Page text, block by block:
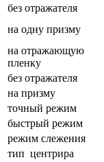
без отражателя
на одну призму
на отражающую
пленку
без отражателя
на призму
точный режим
быстрый режим
режим слежения
тип центрира